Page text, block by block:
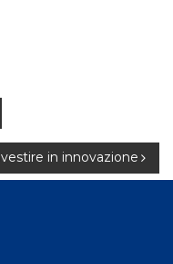
in innovazione